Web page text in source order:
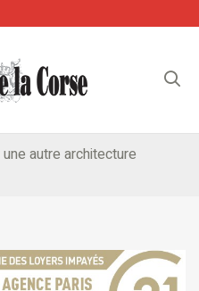
autre architecture